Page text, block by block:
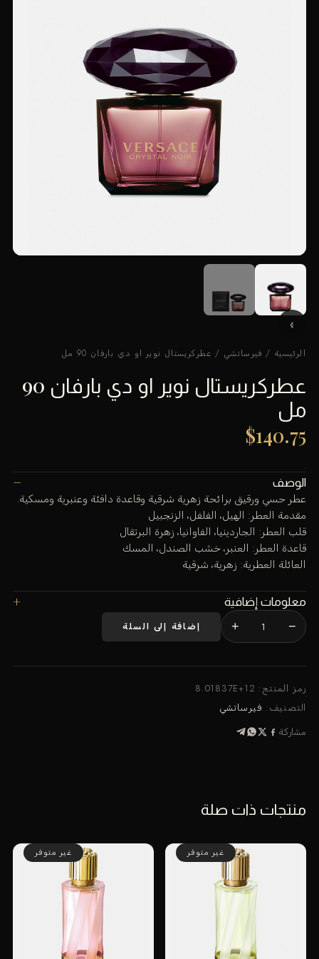
الرئيسية / فيرساتشي / عطركريستال نوير او دي بارفان 90 مل
عطركريستال نوير او دي بارفان 90
مل
$140.75
الوصف
عطر حسي ورقيق برائحة زهرية شرقية وقاعدة دافئة وعنبرية ومسكية.
مقدمة العطر: الهيل، الفلفل، الزنجبيل
قلب العطر: الجاردينيا، الفاوانيا، زهرة البرتقال
قاعدة العطر: العنبر، خشب الصندل، المسك
العائلة العطرية: زهرية، شرقية
معلومات إضافية
كمية
نوير
او
دي
بارفان
−
+ إضافة إلى السلة
رمز المنتج: 8.01837E+12
التصنيف: فيرساتشي
مشاركة
منتجات ذات صلة
غير متوفر غير متوفر